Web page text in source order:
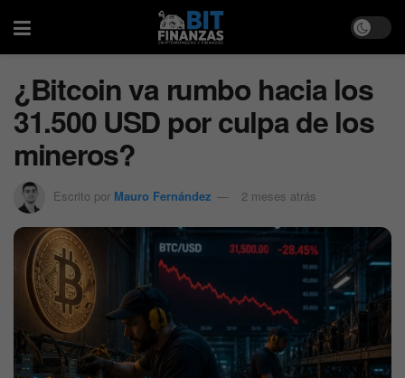
¿Bitcoin va rumbo hacia los
31.500 USD por culpa de los
mineros?
Escrito por Mauro Fernández 2 meses atrás